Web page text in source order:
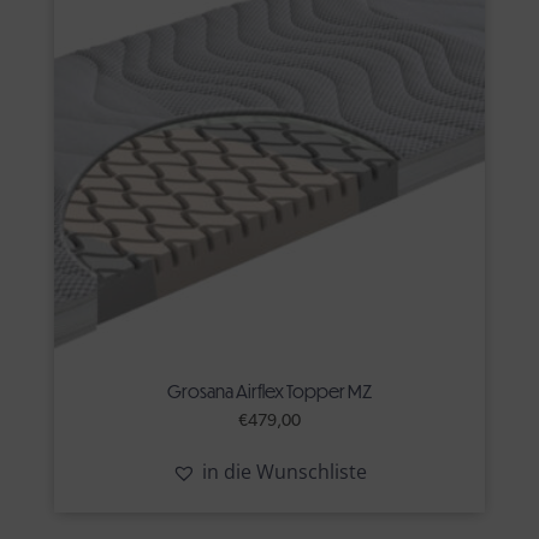
Grosana Airflex Topper MZ
€479,00
in die Wunschliste